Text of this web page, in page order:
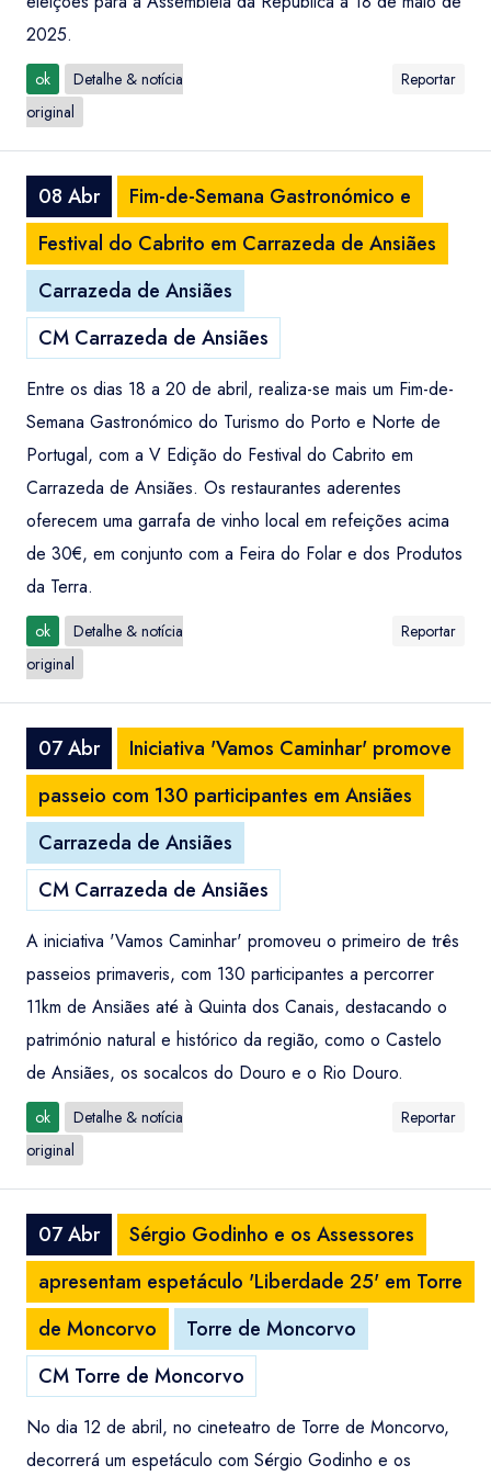
2025.
ok
Detalhe & notícia
original
Reportar
08 Abr
Fim-de-Semana Gastronómico e
Festival do Cabrito em Carrazeda de Ansiães
Carrazeda de Ansiães
CM Carrazeda de Ansiães
Entre os dias 18 a 20 de abril, realiza-se mais um Fim-de-
Semana Gastronómico do Turismo do Porto e Norte de
Portugal, com a V Edição do Festival do Cabrito em
Carrazeda de Ansiães. Os restaurantes aderentes
oferecem uma garrafa de vinho local em refeições acima
de 30€, em conjunto com a Feira do Folar e dos Produtos
da Terra.
ok
Detalhe & notícia
original
Reportar
07 Abr
Iniciativa 'Vamos Caminhar' promove
passeio com 130 participantes em Ansiães
Carrazeda de Ansiães
CM Carrazeda de Ansiães
A iniciativa 'Vamos Caminhar' promoveu o primeiro de três
passeios primaveris, com 130 participantes a percorrer
11km de Ansiães até à Quinta dos Canais, destacando o
património natural e histórico da região, como o Castelo
de Ansiães, os socalcos do Douro e o Rio Douro.
ok
Detalhe & notícia
original
Reportar
07 Abr
Sérgio Godinho e os Assessores
apresentam espetáculo 'Liberdade 25' em Torre
de Moncorvo
Torre de Moncorvo
CM Torre de Moncorvo
No dia 12 de abril, no cineteatro de Torre de Moncorvo,
decorrerá um espetáculo com Sérgio Godinho e os